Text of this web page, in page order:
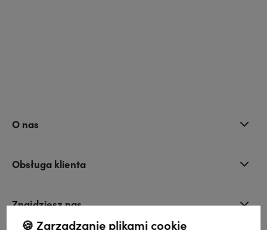
O nas
Obsługa klienta
Znajdziesz nas
🍪 Zarządzanie plikami cookie